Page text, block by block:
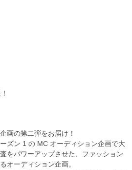
画の第二弾をお届け！
ズン 1 の MC オーディション企画で大
をパワーアップさせた、ファッション
オーディション企画。